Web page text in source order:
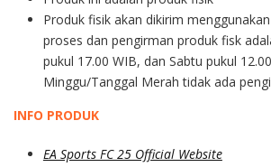
Produk fisik akan dikirim menggunakan
proses dan pengirman produk fisk
pukul 17.00 WIB, dan Sabtu pukul
Minggu/Tanggal Merah tidak ada
INFO PRODUK
EA Sports FC 25 Official Website